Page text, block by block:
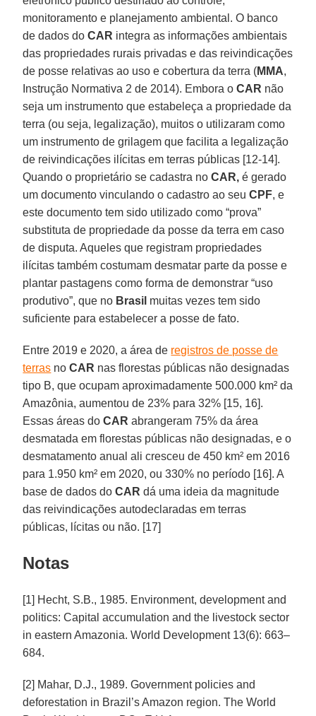
monitoramento e planejamento ambiental. O banco
de dados doCAR integra as informações ambientais
das propriedades rurais privadas e das reivindicações
de posse relativas ao uso e cobertura da terra (MMA,
Instrução Normativa 2 de 2014). Embora oCAR não
seja um instrumento que estabeleça a propriedade da
terra (ou seja, legalização), muitos o utilizaram como
um instrumento de grilagem que facilita a legalização
de reivindicações ilícitas em terras públicas [12-14].
Quando o proprietário se cadastra noCAR, é gerado
um documento vinculando o cadastro ao seuCPF, e
este documento tem sido utilizado como “prova”
substituta de propriedade da posse da terra em caso
de disputa. Aqueles que registram propriedades
ilícitas também costumam desmatar parte da posse e
plantar pastagens como forma de demonstrar “uso
produtivo”, que no Brasil muitas vezes tem sido
suficiente para estabelecer a posse de fato.
Entre 2019 e 2020, a área de registros de posse de
terras no CAR nas florestas públicas não designadas
tipo B, que ocupam aproximadamente 500.000 km² da
Amazônia, aumentou de 23% para 32% [15, 16].
Essas áreas doCAR abrangeram 75% da área
desmatada em florestas públicas não designadas, e o
desmatamento anual ali cresceu de 450 km² em 2016
para 1.950 km² em 2020, ou 330% no período [16]. A
base de dados doCAR dá uma ideia da magnitude
das reivindicações autodeclaradas em terras
públicas, lícitas ou não. [17]
Notas
[1] Hecht, S.B., 1985. Environment, development and
politics: Capital accumulation and the livestock sector
in eastern Amazonia. World Development 13(6): 663–
684.
[2] Mahar, D.J., 1989. Government policies and
deforestation in Brazil’s Amazon region. The World